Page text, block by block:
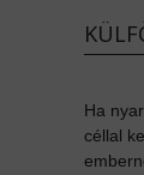
Ha
céllal